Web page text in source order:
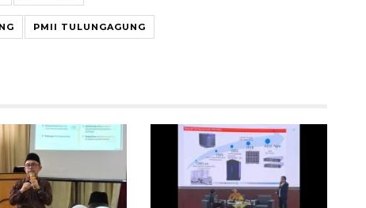
PMII TULUNGAGUNG
2026-08-05 12:00:00